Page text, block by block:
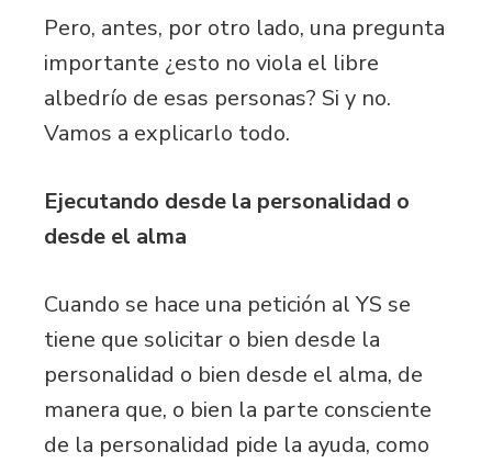
Pero, antes, por otro lado, una pregunta
importante ¿esto no viola el libre
albedrío de esas personas? Si y no.
Vamos a explicarlo todo.
Ejecutando desde la personalidad o
desde el alma
Cuando se hace una petición al YS se
tiene que solicitar o bien desde la
personalidad o bien desde el alma, de
manera que, o bien la parte consciente
de la personalidad pide la ayuda, como